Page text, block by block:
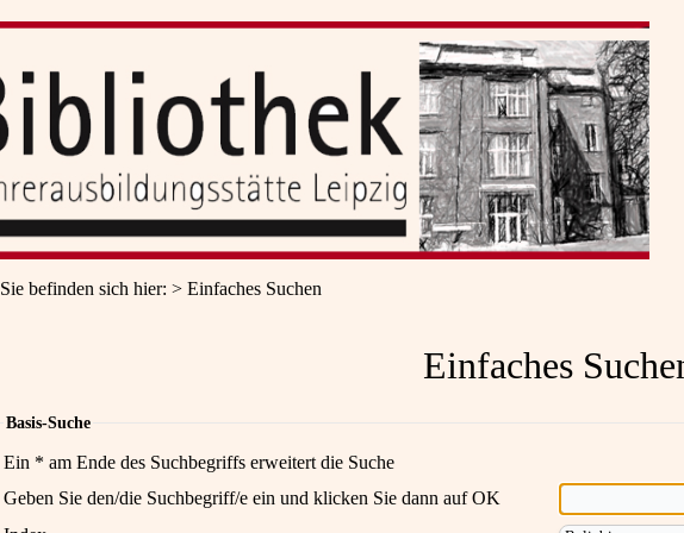
Sie befinden sich hier: Einfaches Suchen
Einfaches
Basis-Suche
Geben Sie den/die Suchbegriff/e ein und klicken Sie dann auf OK
Ein * am Ende des Suchbegriffs erweitert die Suche